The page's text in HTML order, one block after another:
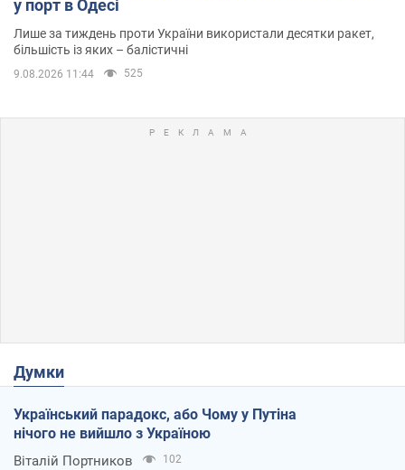
у порт в Одесі
Лише за тиждень проти України використали десятки ракет,
більшість із яких – балістичні
9.08.2026 11:44 525
Думки
Український парадокс, або Чому у Путіна
нічого не вийшло з Україною
Віталій Портников 102